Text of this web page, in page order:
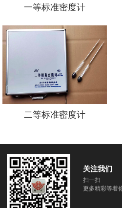
一等标准密度计
二等标准密度计
关注我们
扫一扫
更多精彩等着